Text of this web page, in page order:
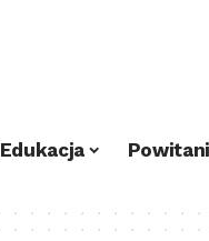
Edukacja